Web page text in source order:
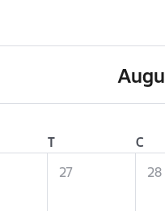
T C
27 28